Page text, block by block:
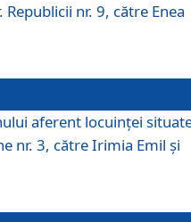
nr. 9, către Enea
aferent locuinţei
nr. 3, către Irimia Emil şi